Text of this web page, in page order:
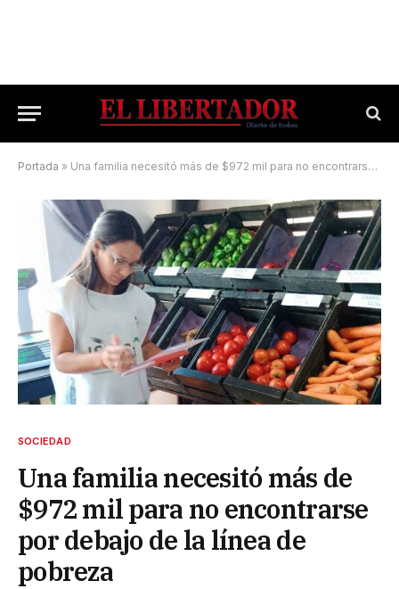
Portada » Una familia necesitó más de $972 mil para no encontrarse por debajo de la línea de pobreza
SOCIEDAD
Una familia necesitó más de
$972 mil para no encontrarse
por debajo de la línea de
pobreza